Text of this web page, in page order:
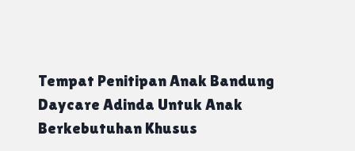
Tempat Penitipan Anak Bandung
Daycare Adinda Untuk Anak
Berkebutuhan Khusus